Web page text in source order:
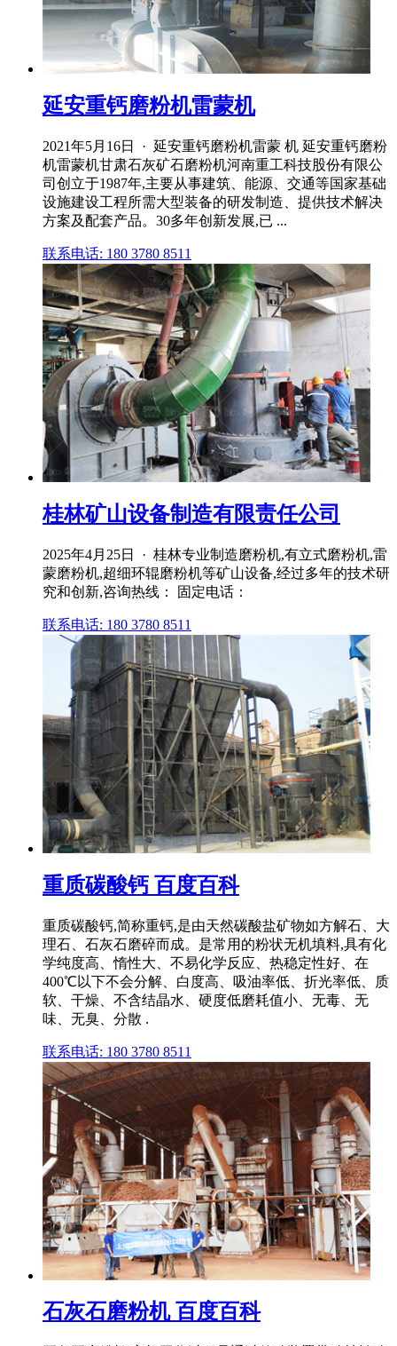
延安重钙磨粉机雷蒙机
2021年5月16日 · 延安重钙磨粉机雷蒙 机 延安重钙磨粉
机雷蒙机甘肃石灰矿石磨粉机河南重工科技股份有限公
司创立于1987年,主要从事建筑、能源、交通等国家基础
设施建设工程所需大型装备的研发制造、提供技术解决
方案及配套产品。30多年创新发展,已 ...
联系电话: 180 3780 8511
桂林矿山设备制造有限责任公司
2025年4月25日 · 桂林专业制造磨粉机,有立式磨粉机,雷
蒙磨粉机,超细环辊磨粉机等矿山设备,经过多年的技术研
究和创新,咨询热线： 固定电话：
联系电话: 180 3780 8511
重质碳酸钙 百度百科
重质碳酸钙,简称重钙,是由天然碳酸盐矿物如方解石、大
理石、石灰石磨碎而成。是常用的粉状无机填料,具有化
学纯度高、惰性大、不易化学反应、热稳定性好、在
400℃以下不会分解、白度高、吸油率低、折光率低、质
软、干燥、不含结晶水、硬度低磨耗值小、无毒、无
味、无臭、分散 .
联系电话: 180 3780 8511
石灰石磨粉机 百度百科